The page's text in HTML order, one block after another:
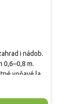
i nádob.
0,6–0,8 m.
voňavé laty
stačí